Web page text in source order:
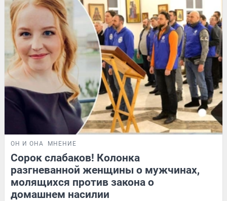
ОН И ОНА МНЕНИЕ
Сорок слабаков! Колонка
разгневанной женщины о мужчинах,
молящихся против закона о
домашнем насилии